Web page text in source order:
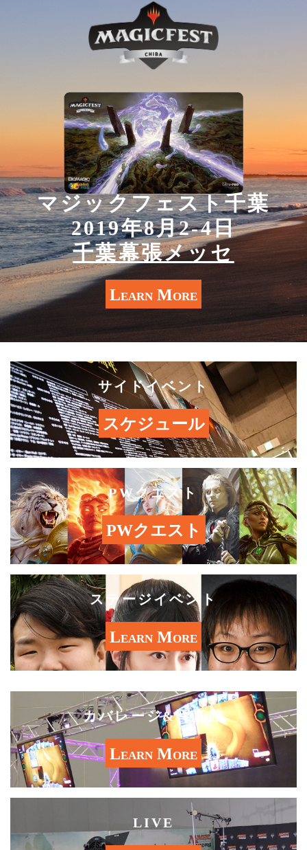
マジックフェスト千葉
2019年8月2-4日
千葉幕張メッセ
Learn More
サイドイベント
スケジュール
PWクエスト
PWクエスト
ステージイベント
Learn More
カバレージ&写真館
Learn More
LIVE